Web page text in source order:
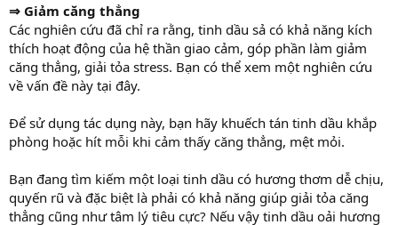
⇒ Giảm căng thẳng
Các nghiên cứu đã chỉ ra rằng, tinh dầu sả có khả năng kích
thích hoạt động của hệ thần giao cảm, góp phần làm giảm
căng thẳng, giải tỏa stress. Bạn có thể xem một nghiên cứu
về vấn đề này tại đây.
Để sử dụng tác dụng này, bạn hãy khuếch tán tinh dầu khắp
phòng hoặc hít mỗi khi cảm thấy căng thẳng, mệt mỏi.
Bạn đang tìm kiếm một loại tinh dầu có hương thơm dễ chịu,
quyến rũ và đặc biệt là phải có khả năng giúp giải tỏa căng
thẳng cũng như tâm lý tiêu cực? Nếu vậy tinh dầu oải hương